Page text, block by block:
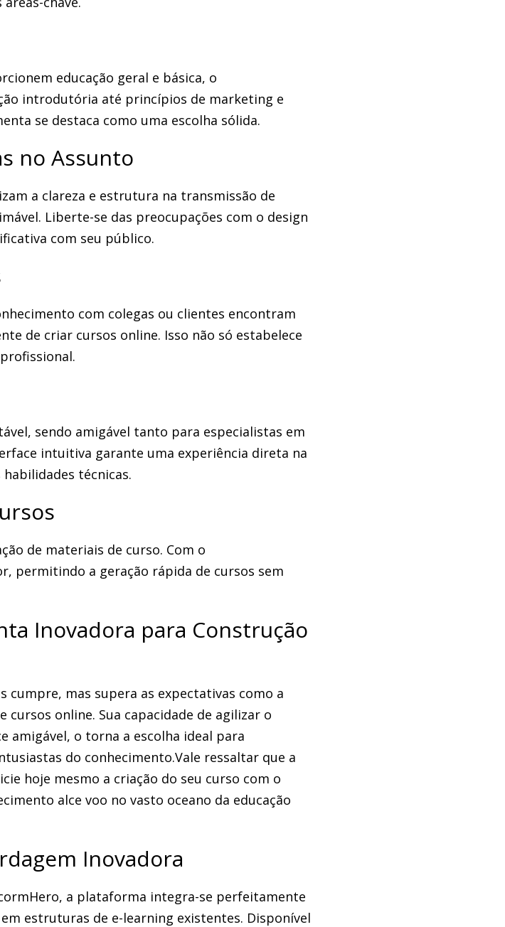
educação geral e básica, o
introdutória até princípios de marketing e
se destaca como uma escolha sólida.
no Assunto
a clareza e estrutura na transmissão de
Liberte-se das preocupações com o design
com seu público.
com colegas ou clientes encontram
de criar cursos online. Isso não só estabelece
sendo amigável tanto para especialistas em
intuitiva garante uma experiência direta na
técnicas.
de materiais de curso. Com o
permitindo a geração rápida de cursos sem
Inovadora para Construção
cumpre, mas supera as expectativas como a
online. Sua capacidade de agilizar o
amigável, o torna a escolha ideal para
do conhecimento.Vale ressaltar que a
hoje mesmo a criação do seu curso com o
alce voo no vasto oceano da educação
Inovadora
a plataforma integra-se perfeitamente
estruturas de e-learning existentes. Disponível